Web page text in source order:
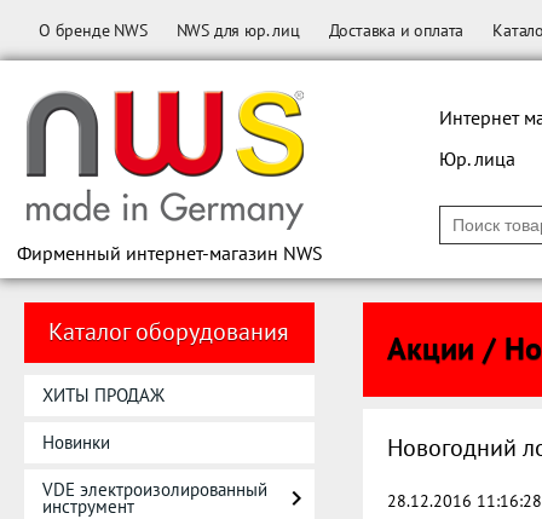
О бренде NWS NWS для юр. лиц Доставка и оплата
Фирменный интернет-магазин NWS
Интернет
Юр. лица
Каталог оборудования
ХИТЫ ПРОДАЖ
Новинки
VDE электроизолированный
инструмент
Акции /
Новогодний
28.12.2016 11:16:28